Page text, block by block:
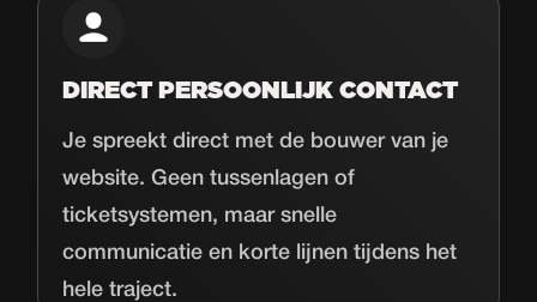
DIRECT PERSOONLIJK CONTACT
Je spreekt direct met de bouwer van je
website. Geen tussenlagen of
ticketsystemen, maar snelle
communicatie en korte lijnen tijdens het
hele traject.